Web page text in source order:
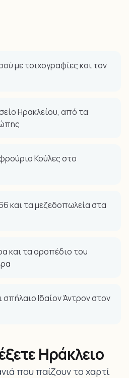
με τοιχογραφίες και τον
Ηρακλείου, από τα
φρούριο Κούλες στο
και τα μεζεδοπωλεία στα
και τα οροπέδιο του
Ιδαίον Άντρον στον
Ηράκλειο
που παίζουν το χαρτί